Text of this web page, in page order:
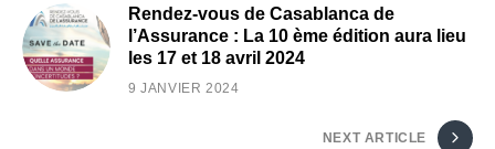
Rendez-vous de Casablanca de
l’Assurance : La 10 ème édition aura lieu
les 17 et 18 avril 2024
9 JANVIER 2024
NEXT ARTICLE